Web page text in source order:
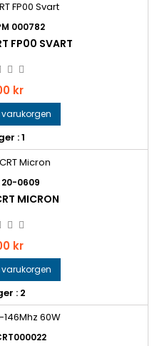
000782
FP00 SVART
kr
: 1
20-0609
MICRON
kr
: 2